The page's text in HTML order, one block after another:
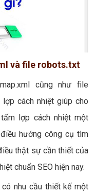
và file robots.txt
cũng như file
cách nhiệt giúp cho
lợp cách nhiệt một
hướng công cụ tìm
thật sự cần thiết của
chuẩn SEO hiện nay.
nhu cầu thiết kế một